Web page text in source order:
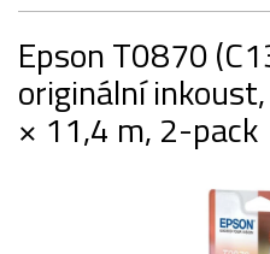
Epson T0870
originální
× 11,4 m, 2-pack